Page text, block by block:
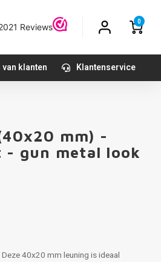
0
van klanten Klantenservice
mm) -
- gun metal look
40x20 mm leuning is ideaal